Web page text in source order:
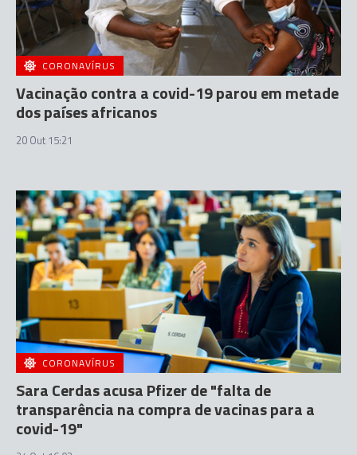
CORONAVÍRUS
Vacinação contra a covid-19 parou em metade
dos países africanos
20 Out 15:21
CORONAVÍRUS
Sara Cerdas acusa Pfizer de "falta de
transparência na compra de vacinas para a
covid-19"